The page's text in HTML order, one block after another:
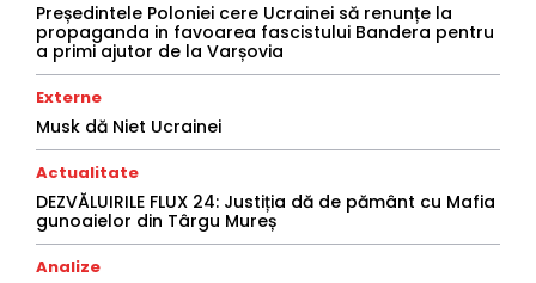
Președintele Poloniei cere Ucrainei să renunțe la
propaganda in favoarea fascistului Bandera pentru
a primi ajutor de la Varșovia
Externe
Musk dă Niet Ucrainei
Actualitate
DEZVĂLUIRILE FLUX 24: Justiția dă de pământ cu Mafia
gunoaielor din Târgu Mureș
Analize